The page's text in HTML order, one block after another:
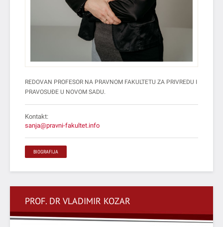
REDOVAN PROFESOR NA PRAVNOM FAKULTETU ZA PRIVREDU I
PRAVOSUĐE U NOVOM SADU.
Kontakt:
sanja@pravni-fakultet.info
BIOGRAFIJA
PROF. DR VLADIMIR KOZAR